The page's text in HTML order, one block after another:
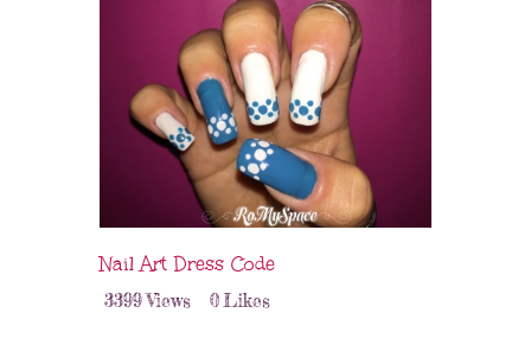
Nail Art Dress Code
3399Views 0Likes